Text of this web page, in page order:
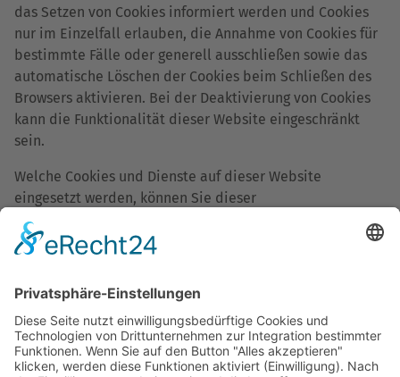
das Setzen von Cookies informiert werden und Cookies
nur im Einzelfall erlauben, die Annahme von Cookies für
bestimmte Fälle oder generell ausschließen sowie das
automatische Löschen der Cookies beim Schließen des
Browsers aktivieren. Bei der Deaktivierung von Cookies
kann die Funktionalität dieser Website eingeschränkt
sein.
Welche Cookies und Dienste auf dieser Website
eingesetzt werden, können Sie dieser
Datenschutzerklärung entnehmen.
5. Plugins und Tools
Google Fonts (lokales Hosting)
Diese Seite nutzt zur einheitlichen Darstellung von
Schriftarten so genannte Google Fonts, die von Google
bereitgestellt werden. Die Google Fonts sind lokal